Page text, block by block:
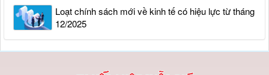
Loạt chính sách mới về kinh tế có hiệu lực từ tháng
12/2025